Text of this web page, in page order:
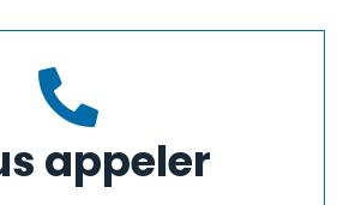
appeler